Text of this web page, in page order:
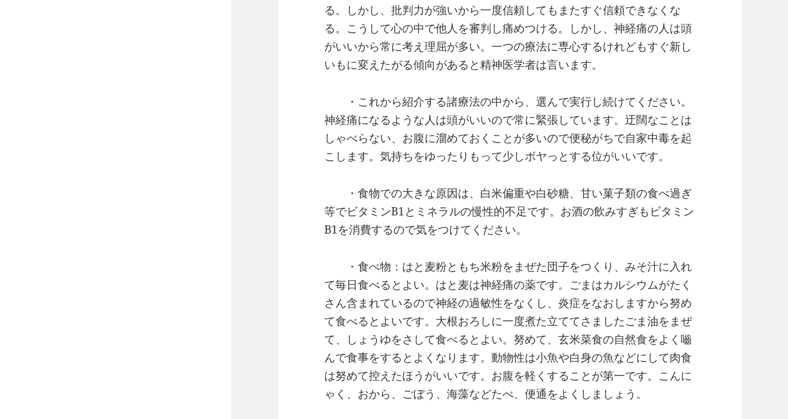
る。しかし、批判力が強いから一度信頼してもまたすぐ信頼できなくな
る。こうして心の中で他人を審判し痛めつける。しかし、神経痛の人は頭
がいいから常に考え理屈が多い。一つの療法に専心するけれどもすぐ新し
いもに変えたがる傾向があると精神医学者は言います。
・これから紹介する諸療法の中から、選んで実行し続けてください。
神経痛になるような人は頭がいいので常に緊張しています。迂闊なことは
しゃべらない、お腹に溜めておくことが多いので便秘がちで自家中毒を起
こします。気持ちをゆったりもって少しボヤっとする位がいいです。
・食物での大きな原因は、白米偏重や白砂糖、甘い菓子類の食べ過ぎ
等でビタミンB1とミネラルの慢性的不足です。お酒の飲みすぎもビタミン
B1を消費するので気をつけてください。
・食べ物：はと麦粉ともち米粉をまぜた団子をつくり、みそ汁に入れ
て毎日食べるとよい。はと麦は神経痛の薬です。ごまはカルシウムがたく
さん含まれているので神経の過敏性をなくし、炎症をなおしますから努め
て食べるとよいです。大根おろしに一度煮た立ててさましたごま油をまぜ
て、しょうゆをさして食べるとよい。努めて、玄米菜食の自然食をよく嚙
んで食事をするとよくなります。動物性は小魚や白身の魚などにして肉食
は努めて控えたほうがいいです。お腹を軽くすることが第一です。こんに
ゃく、おから、ごぼう、海藻などたべ、便通をよくしましょう。